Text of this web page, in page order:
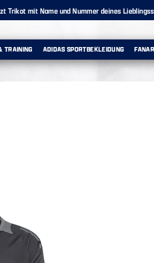
Trikot mit Name und Nummer deines
TRAINING ADIDAS SPORTBEKLEIDUNG